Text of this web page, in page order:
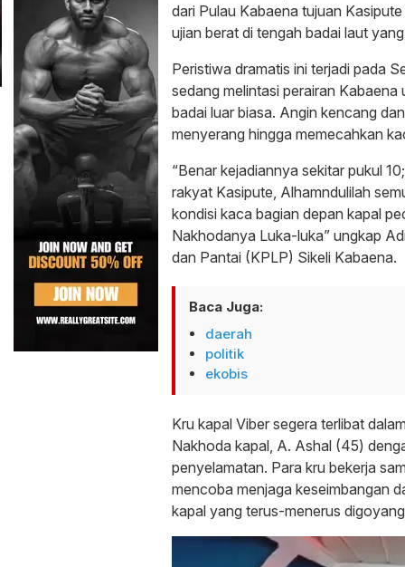
dari Pulau Kabaena tujuan
ujian berat di tengah badai laut
Peristiwa dramatis ini terjadi pada
sedang melintasi perairan
badai luar biasa. Angin kencang
menyerang hingga memecahkan
“Benar kejadiannya sekitar pukul
rakyat Kasipute, Alhamndulilah
kondisi kaca bagian depan kapal
Nakhodanya Luka-luka” ungkap
dan Pantai (KPLP) Sikeli Kabaena.
Baca Juga:
daerah
politik
ekobis
Kru kapal Viber segera terlibat
Nakhoda kapal, A. Ashal (45)
penyelamatan. Para kru bekerja
mencoba menjaga keseimbangan
kapal yang terus-menerus